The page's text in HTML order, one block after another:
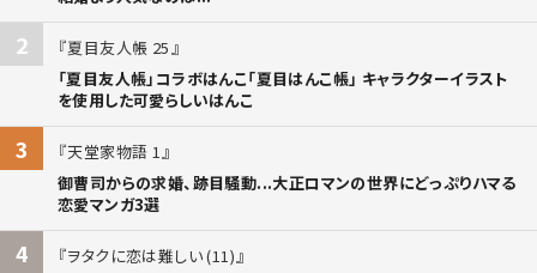
2
夏目友人帳 25
「夏目友人帳」コラボはんこ「夏目はんこ帳」 キャラクターイラスト
を使用した可愛らしいはんこ
3
天堂家物語 1
御曹司からの求婚、跡目騒動...大正ロマンの世界にどっぷりハマる
恋愛マンガ3選
4
ヲタクに恋は難しい (11)